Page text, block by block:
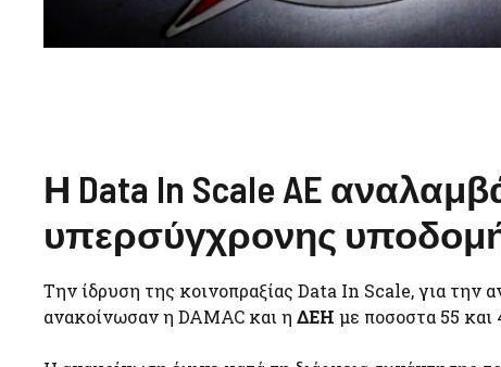
Η Data In Scale AE
υπερσύγχρονης
Την ίδρυση της κοινοπραξίας Data In Scale, για
ανακοίνωσαν η DAMAC και η ΔΕΗ με ποσοστα 55 και